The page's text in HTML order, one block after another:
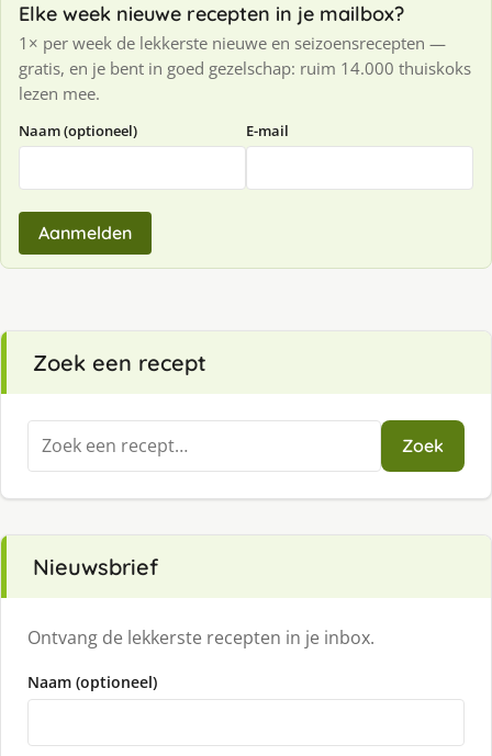
Elke week nieuwe recepten in je mailbox?
1× per week de lekkerste nieuwe en seizoensrecepten —
gratis, en je bent in goed gezelschap: ruim 14.000 thuiskoks
lezen mee.
Naam (optioneel) E-mail
Aanmelden
Zoek een recept
Zoeken
naar:
Zoek
Nieuwsbrief
Ontvang de lekkerste recepten in je inbox.
Naam (optioneel)